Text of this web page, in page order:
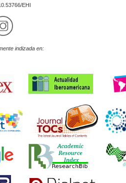
EHI
indizada en: